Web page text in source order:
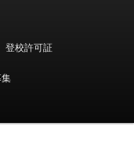
登校許可証